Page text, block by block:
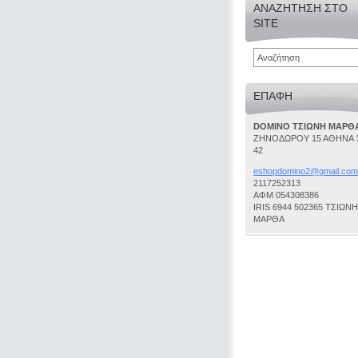
ΑΝΑΖΉΤΗΣΗ ΣΤΟ
SITE
ΕΠΑΦΉ
DOMINO ΤΣΙΩΝΗ
ΖΗΝΟΔΩΡΟΥ 15 ΑΘΗΝΑ
42
eshopdomino2@gmail.com
2117252313
ΑΦΜ 054308386
IRIS 6944 502365 ΤΣΙΩΝΗ
ΜΑΡΘΑ